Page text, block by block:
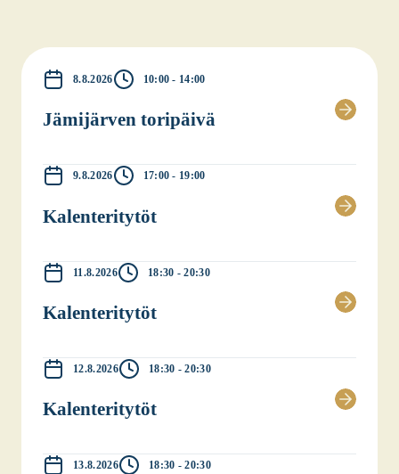
8.8.2026 10:00 - 14:00
Jämi­jär­ven tori­päi­vä
9.8.2026 17:00 - 19:00
Kalen­te­ri­ty­töt
11.8.2026 18:30 - 20:30
Kalen­te­ri­ty­töt
12.8.2026 18:30 - 20:30
Kalen­te­ri­ty­töt
13.8.2026 18:30 - 20:30